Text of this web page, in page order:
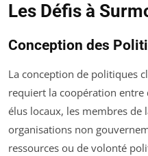
Les Défis à
Conception des
La conception de politiques
requiert la coopération entre
élus locaux, les membres de
organisations non
ressources ou de volonté